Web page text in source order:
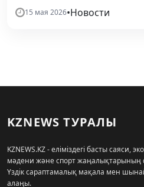
15 мая 2026•Новости
KZNEWS ТУРАЛЫ
KZNEWS.KZ - еліміздегі басты саяси,
мәдени және спорт жаңалықтарының
Үздік сараптамалық мақала мен
алаңы.